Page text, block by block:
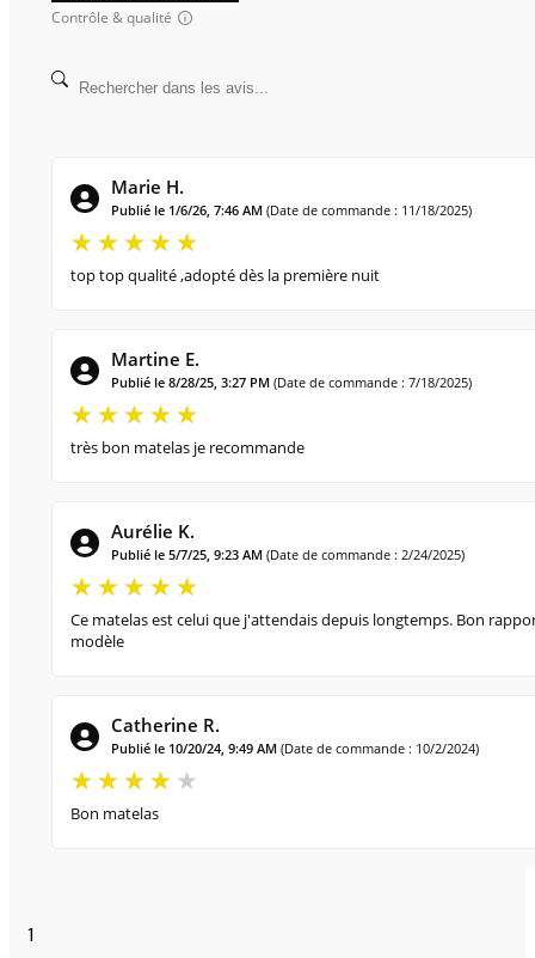
Contrôle & qualité
Marie H.
Publié le 1/6/26, 7:46 AM (Date de commande : 11/18/2025)
top top qualité ,adopté dès la première nuit
Martine E.
Publié le 8/28/25, 3:27 PM (Date de commande : 7/18/2025)
très bon matelas je recommande
Aurélie K.
Publié le 5/7/25, 9:23 AM (Date de commande : 2/24/2025)
Ce matelas est celui que j'attendais depuis longtemps. Bon
modèle
Catherine R.
Publié le 10/20/24, 9:49 AM (Date de commande : 10/2/2024)
Bon matelas
1